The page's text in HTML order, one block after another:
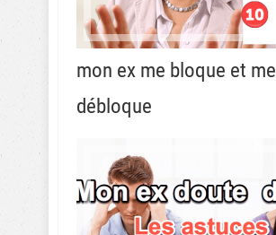
mon ex me bloque et me
débloque